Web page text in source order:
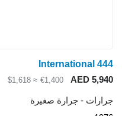
International
AED
€1,400
≈ $1,618
- جرارة صغيرة